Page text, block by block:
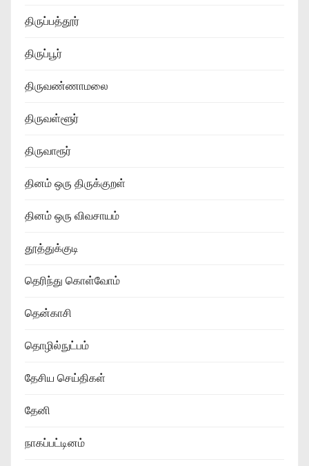
திருப்பத்தூர்
திருப்பூர்
திருவண்ணாமலை
திருவள்ளூர்
திருவாரூர்
தினம் ஒரு திருக்குறள்
தினம் ஒரு விவசாயம்
தூத்துக்குடி
தெரிந்து கொள்வோம்
தென்காசி
தொழில்நுட்பம்
தேசிய செய்திகள்
தேனி
நாகப்பட்டினம்